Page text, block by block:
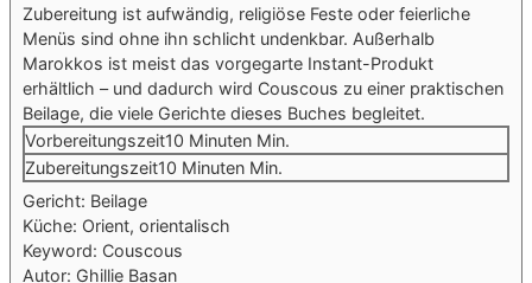
Zubereitung ist aufwändig, religiöse Feste oder feierliche
Menüs sind ohne ihn schlicht undenkbar. Außerhalb
Marokkos ist meist das vorgegarte Instant-Produkt
erhältlich – und dadurch wird Couscous zu einer praktischen
Beilage, die viele Gerichte dieses Buches begleitet.
Vorbereitungszeit10 Minuten Min.
Zubereitungszeit10 Minuten Min.
Gericht: Beilage
Küche: Orient, orientalisch
Keyword: Couscous
Autor: Ghillie Basan